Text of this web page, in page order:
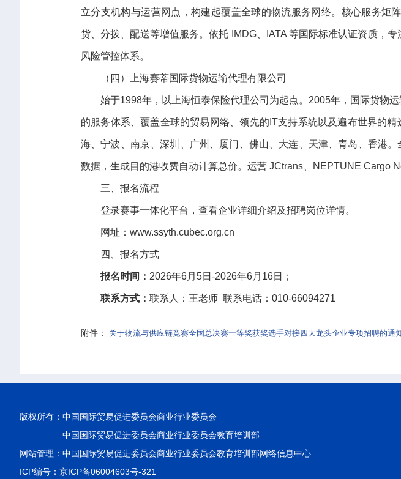
立分支机构与运营网点，构建起覆盖全球的物流服务网络。核心服务矩
货、分拨、配送等增值服务。依托 IMDG、IATA 等国际标准认证资质，
风险管控体系。
（四）上海赛蒂国际货物运输代理有限公司‌
始于1998年，以上海恒泰保险代理公司为起点。2005年，国际货物
的服务体系、覆盖全球的贸易网络、领先的IT支持系统以及遍布世界的
海、宁波、南京、深圳、广州、厦门、佛山、大连、天津、青岛、香港
数据，生成目的港收费自动计算总价。运营 JCtrans、NEPTUNE Cargo
三、报名流程
登录赛事一体化平台，查看企业详细介绍及招聘岗位详情。
网址：www.ssyth.cubec.org.cn
四、报名方式
报名时间： 2026年6月5日-2026年6月16日；
联系方式： 联系人：王老师 联系电话：010-66094271
附件： 关于物流与供应链竞赛全国总决赛一等奖获奖选手对接四大龙头企业专项招聘的通
版权所有： 中国国际贸易促进委员会商业行业委员会
中国国际贸易促进委员会商业行业委员会教育培训部
网站管理：中国国际贸易促进委员会商业行业委员会教育培训部网络信息中心
ICP编号：京ICP备06004603号-321